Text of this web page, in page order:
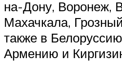
на-Дону, Воронеж,
Махачкала,
также в
Армению и